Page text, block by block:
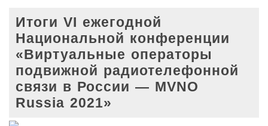
Итоги VI ежегодной
Национальной конференции
«Виртуальные операторы
подвижной радиотелефонной
связи в России — MVNO
Russia 2021»